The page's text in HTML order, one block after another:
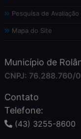
Pesquisa de
Mapa do Site
Município de
CNPJ: 76.288.760/
Contato
Telefone:
(43) 3255-8600